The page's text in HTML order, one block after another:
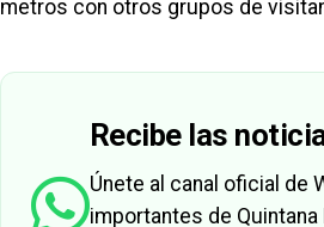
metros con otros grupos de
Recibe las
Únete al canal oficial de
importantes de